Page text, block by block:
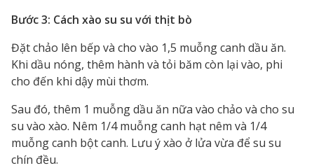
Bước 3: Cách xào su su với thịt bò
Đặt chảo lên bếp và cho vào 1,5 muỗng canh dầu ăn.
Khi dầu nóng, thêm hành và tỏi băm còn lại vào, phi
cho đến khi dậy mùi thơm.
Sau đó, thêm 1 muỗng dầu ăn nữa vào chảo và cho su
su vào xào. Nêm 1/4 muỗng canh hạt nêm và 1/4
muỗng canh bột canh. Lưu ý xào ở lửa vừa để su su
chín đều.